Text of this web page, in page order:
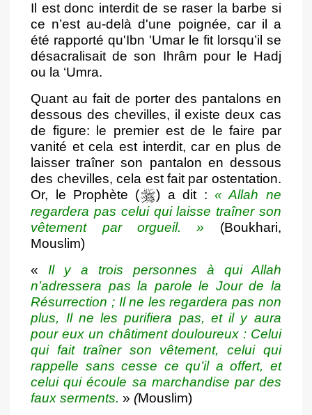
Il est donc interdit de se raser la barbe si
ce n’est au-delà d'une poignée, car il a
été rapporté qu'Ibn 'Umar le fit lorsqu’il se
désacralisait de son Ihrâm pour le Hadj
ou la ‘Umra.
Quant au fait de porter des pantalons en
dessous des chevilles, il existe deux cas
de figure: le premier est de le faire par
vanité et cela est interdit, car en plus de
laisser traîner son pantalon en dessous
des chevilles, cela est fait par ostentation.
Or, le Prophète (
) a dit : « Allah ne
regardera pas celui qui laisse traîner son
vêtement par orgueil. » (Boukhari,
Mouslim)
«Il y a trois personnes à qui Allah
n’adressera pas la parole le Jour de la
Résurrection ; Il ne les regardera pas non
plus, Il ne les purifiera pas, et il y aura
pour eux un châtiment douloureux : Celui
qui fait traîner son vêtement, celui qui
rappelle sans cesse ce qu’il a offert, et
celui qui écoule sa marchandise par des
faux serments. » (Mouslim)